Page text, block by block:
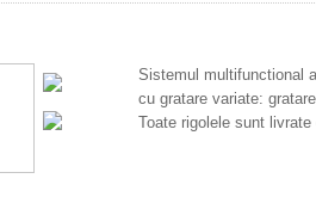
Sistemul multifunctional
cu gratare variate:
Toate rigolele sunt livrate